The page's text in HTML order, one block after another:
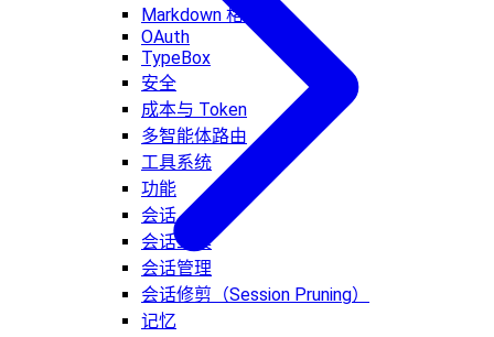
Markdown 格式化
OAuth
TypeBox
安全
成本与 Token
多智能体路由
工具系统
功能
会话
会话工具
会话管理
会话修剪（Session Pruning）
记忆